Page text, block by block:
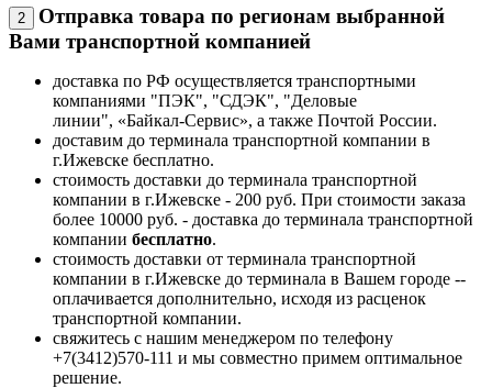
2
Отправка товара по регионам выбранной
Вами транспортной компанией
доставка по РФ осуществляется транспортными
компаниями "ПЭК", "СДЭК", "Деловые
линии", «Байкал-Сервис», а также Почтой России.
доставим до терминала транспортной компании в
г.Ижевске бесплатно.
стоимость доставки до терминала транспортной
компании в г.Ижевске - 200 руб. При стоимости заказа
более 10000 руб. - доставка до терминала транспортной
компании бесплатно.
стоимость доставки от терминала транспортной
компании в г.Ижевске до терминала в Вашем городе --
оплачивается дополнительно, исходя из расценок
транспортной компании.
свяжитесь с нашим менеджером по телефону
+7(3412)570-111 и мы совместно примем оптимальное
решение.